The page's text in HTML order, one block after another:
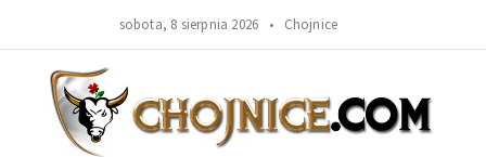
sobota, 8 sierpnia 2026 • Chojnice